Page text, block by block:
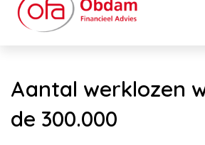
Aantal werklozen
de 300.000